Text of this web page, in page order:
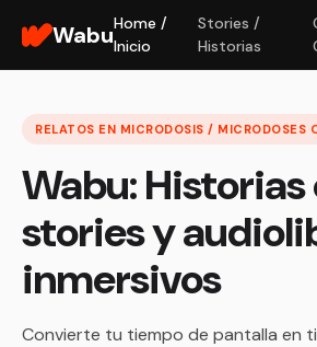
WabuHome /
Inicio
Stories /
Historias
RELATOS EN MICRODOSIS / MICRODOSES
Wabu:
stories y
inmersivos
Convierte tu tiempo de pantalla en